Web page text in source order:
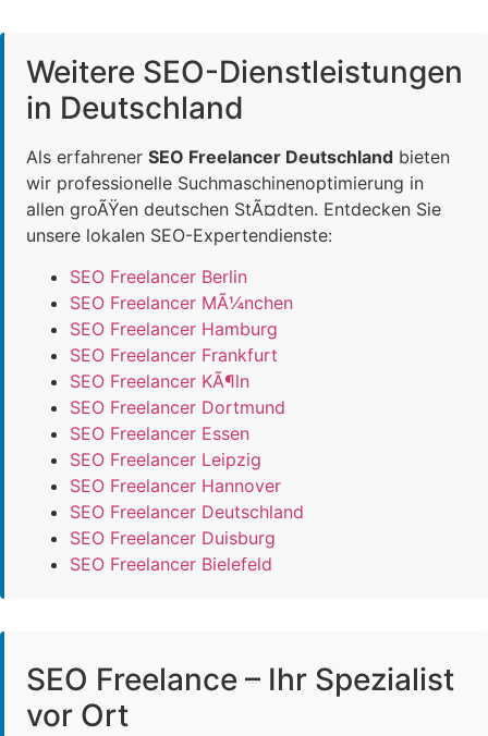
Weitere SEO-Dienstleistungen
in Deutschland
Als erfahrener SEO Freelancer Deutschland bieten
wir professionelle Suchmaschinenoptimierung in
allen groÃŸen deutschen StÃ¤dten. Entdecken Sie
unsere lokalen SEO-Expertendienste:
SEO Freelancer Berlin
SEO Freelancer MÃ¼nchen
SEO Freelancer Hamburg
SEO Freelancer Frankfurt
SEO Freelancer KÃ¶ln
SEO Freelancer Dortmund
SEO Freelancer Essen
SEO Freelancer Leipzig
SEO Freelancer Hannover
SEO Freelancer Deutschland
SEO Freelancer Duisburg
SEO Freelancer Bielefeld
SEO Freelance – Ihr Spezialist
vor Ort